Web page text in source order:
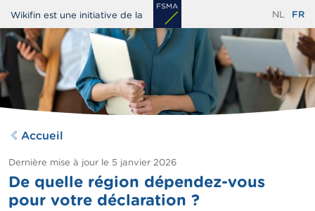
Aller
au
contenu
principal
Wikifin est une initiative de la NL FR
Accueil
Dernière mise à jour le 5 janvier 2026
De quelle région dépendez-vous
pour votre déclaration ?